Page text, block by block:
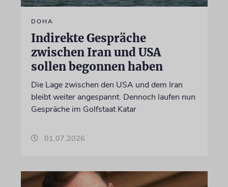
DOHA
Indirekte Gespräche
zwischen Iran und USA
sollen begonnen haben
Die Lage zwischen den USA und dem Iran
bleibt weiter angespannt. Dennoch laufen nun
Gespräche im Golfstaat Katar
01.07.2026